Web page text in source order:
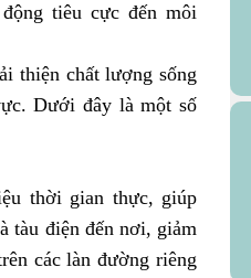
tiêu cực đến môi
thiện chất lượng sống
Dưới đây là một số
thời gian thực, giúp
tàu điện đến nơi, giảm
các làn đường riêng